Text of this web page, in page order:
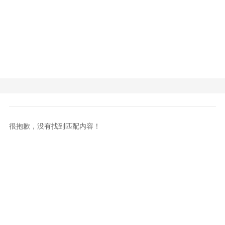
很抱歉，没有找到匹配内容！